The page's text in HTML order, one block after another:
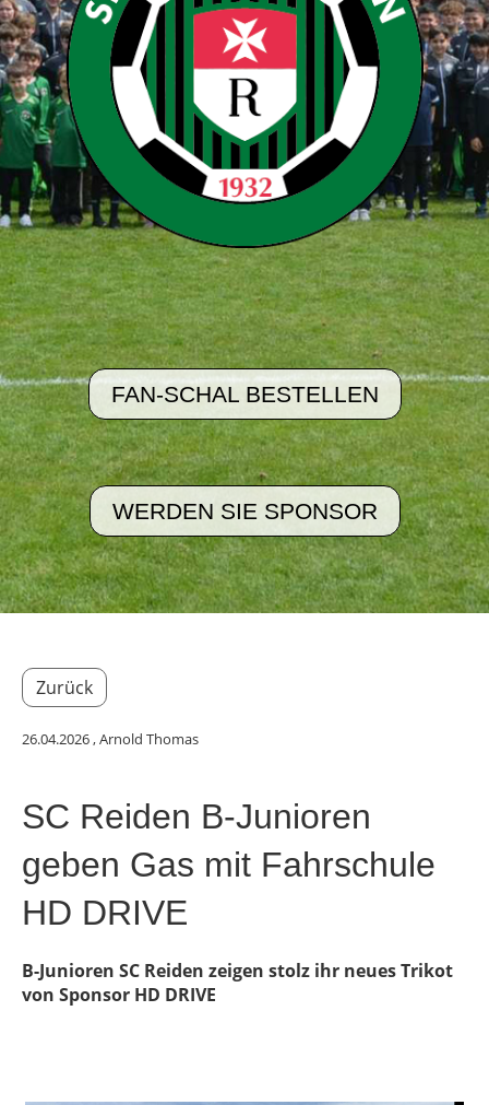
FAN-SCHAL BESTELLEN
WERDEN SIE SPONSOR
Zurück
26.04.2026, Arnold Thomas
SC Reiden B-Junioren
geben Gas mit Fahrschule
HD DRIVE
B-Junioren SC Reiden zeigen stolz ihr neues Trikot
von Sponsor HD DRIVE